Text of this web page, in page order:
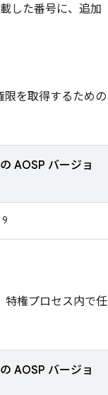
した番号に、追加
限を取得するための
AOSP バージョ
特権プロセス内で任
AOSP バージョ